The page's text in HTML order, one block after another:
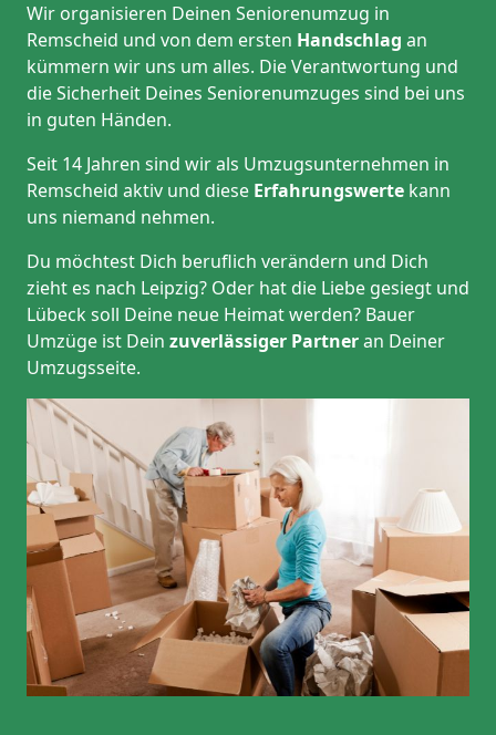
Wir organisieren Deinen Seniorenumzug in
Remscheid und von dem ersten Handschlag an
kümmern wir uns um alles. Die Verantwortung und
die Sicherheit Deines Seniorenumzuges sind bei uns
in guten Händen.
Seit 14 Jahren sind wir als Umzugsunternehmen in
Remscheid aktiv und diese Erfahrungswerte kann
uns niemand nehmen.
Du möchtest Dich beruflich verändern und Dich
zieht es nach Leipzig? Oder hat die Liebe gesiegt und
Lübeck soll Deine neue Heimat werden? Bauer
Umzüge ist Dein zuverlässiger Partneran Deiner
Umzugsseite.